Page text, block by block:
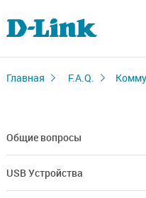
Главная F.A.Q.
Общие вопросы
USB Устройства